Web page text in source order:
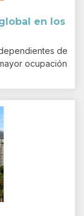
en los
de
ocupación